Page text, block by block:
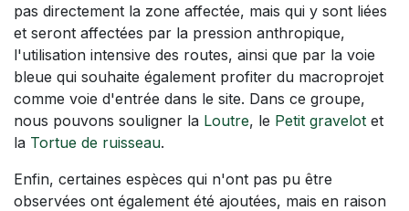
pas directement la zone affectée, mais qui y sont liées
et seront affectées par la pression anthropique,
l'utilisation intensive des routes, ainsi que par la voie
bleue qui souhaite également profiter du macroprojet
comme voie d'entrée dans le site. Dans ce groupe,
nous pouvons souligner la Loutre, le Petit gravelot et
la Tortue de ruisseau.
Enfin, certaines espèces qui n'ont pas pu être
observées ont également été ajoutées, mais en raison